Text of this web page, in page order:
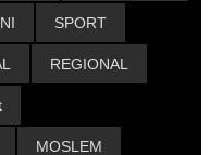
SPORT
REGIONAL
MOSLEM